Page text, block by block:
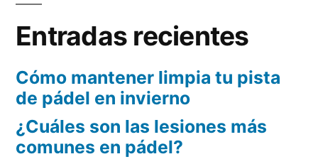
Entradas recientes
Cómo mantener limpia tu pista
de pádel en invierno
¿Cuáles son las lesiones más
comunes en pádel?